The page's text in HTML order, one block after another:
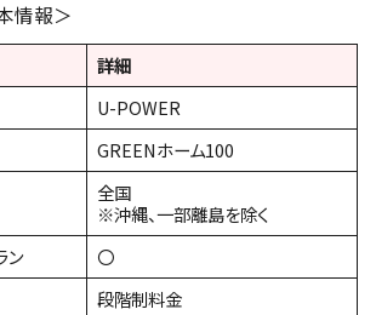
情報＞
詳細
U-POWER
GREENホーム100
全国
※沖縄、一部離島を除く
ン
〇
段階制料金